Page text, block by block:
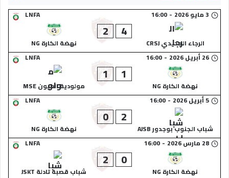
LNFA
3 مايو 2026 -
16:00
الرجاء الجديدي CRSJ
4
2
نهضة الكارة NG
LNFA
26 أبريل 2026 -
16:00
نهضة الكارة NG
1
1
مولودية العيون MSE
LNFA
5 أبريل 2026 -
16:00
شباب الجنوب بوجدور AJSB
2
0
نهضة الكارة NG
LNFA
28 مارس 2026 -
16:00
نهضة الكارة NG
0
2
شباب قصبة تادلة JSKT